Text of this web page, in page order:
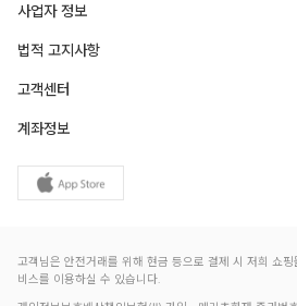
사업자 정보
법적 고지사항
고객센터
계좌정보
고객님은 안전거래를 위해 현금 등으로 결제 시 저희 쇼
비스를 이용하실 수 있습니다.